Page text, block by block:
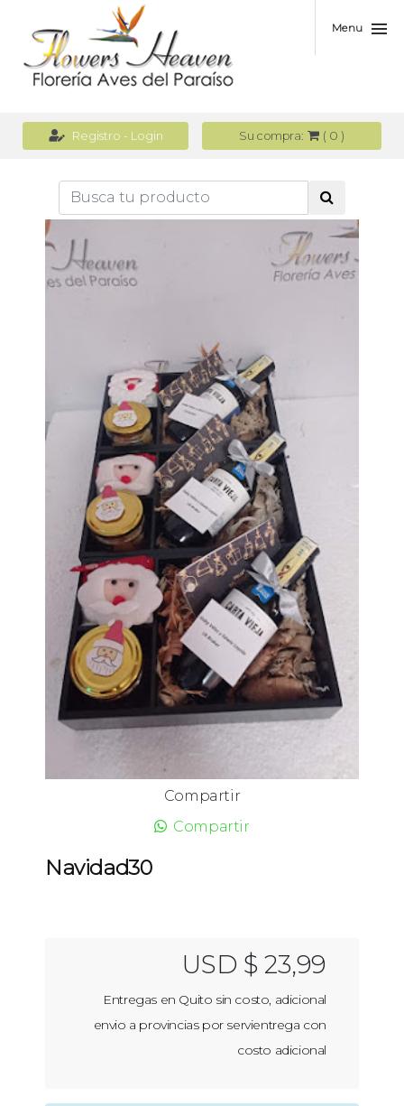
Menu
Registro - Login Su compra: ( 0 )
Compartir
Compartir
Navidad30
USD $ 23,99
Entregas en Quito sin costo, adicional
envio a provincias por servientrega con
costo adicional